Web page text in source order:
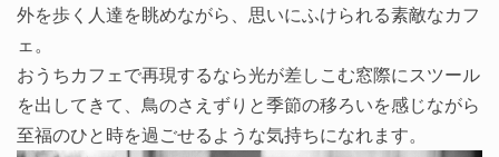
外を歩く人達を眺めながら、思いにふけられる素敵なカフ
ェ。
おうちカフェで再現するなら光が差しこむ窓際にスツール
を出してきて、鳥のさえずりと季節の移ろいを感じながら
至福のひと時を過ごせるような気持ちになれます。